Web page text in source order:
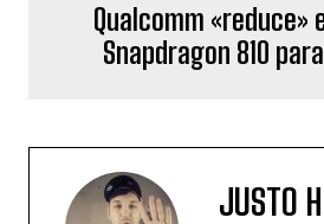
Qualcomm «reduce»
Snapdragon 810
JUSTO